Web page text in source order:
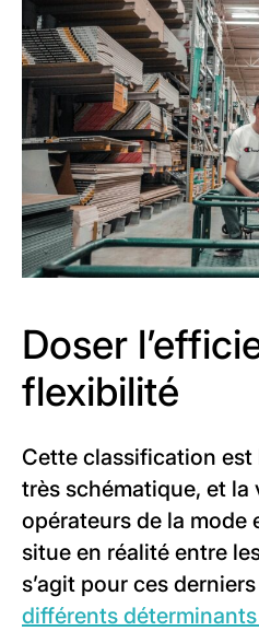
Doser
flexibilité
Cette classification
très schématique, et la
opérateurs de la mode
situe en réalité entre
s’agit pour ces
différents